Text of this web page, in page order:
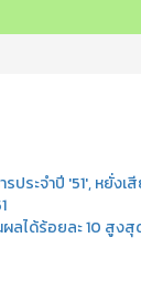
ระจำปี '51', หยั่งเสี
ลได้ร้อยละ 10 สูงสุ